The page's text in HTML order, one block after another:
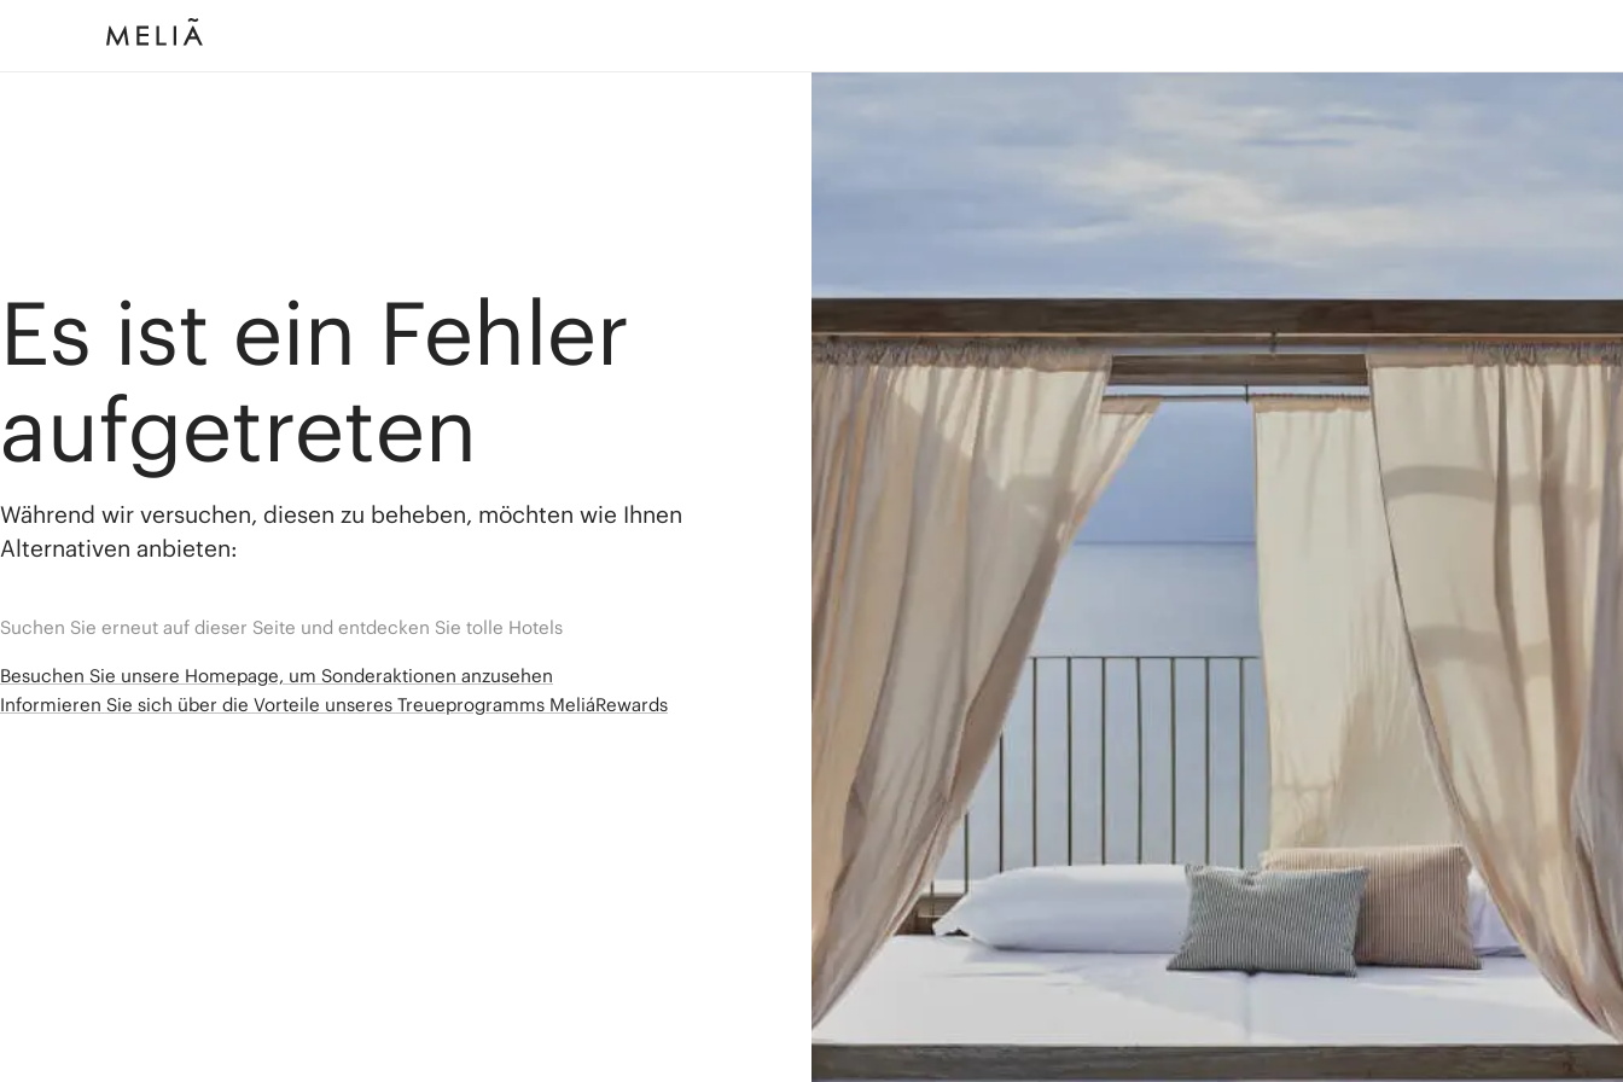
Es ist ein Fehler
aufgetreten
Während wir versuchen, diesen zu beheben, möchten wie Ihnen
Alternativen anbieten:
Suchen Sie erneut auf dieser Seite und entdecken Sie tolle Hotels
Besuchen Sie unsere Homepage, um Sonderaktionen anzusehen
Informieren Sie sich über die Vorteile unseres Treueprogramms MeliáRewards